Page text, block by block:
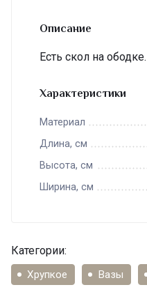
Описание
Есть скол на ободке.
Характеристики
Материал
Длина, см
Высота, см
Ширина, см
Категории:
Хрупкое Вазы